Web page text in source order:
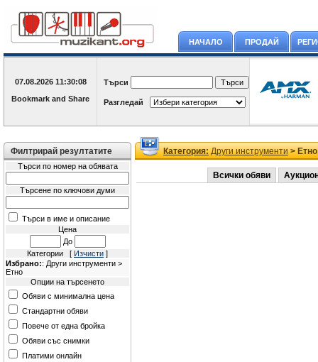
НАЧАЛО ПРОДАЙ
07.08.2026 11:30:08 Търси
Разгледай
Филтрирай резултатите
Търси по номер на обявата
Търсене по ключови думи
Търси в име и описание
Цена
До
Категории [ Изчисти ]
Избрано:: Други инструменти >
Етно
Опции на търсенето
Обяви с минимална цена
Стандартни обяви
Повече от една бройка
Обяви със снимки
Платими онлайн
Категория: Други инструменти> Етно
Всички обяви